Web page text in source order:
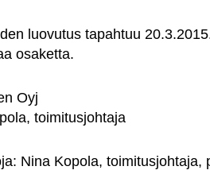
luovutus tapahtuu
osaketta.
Oyj
toimitusjohtaja
Nina Kopola, toimitusjohtaja,